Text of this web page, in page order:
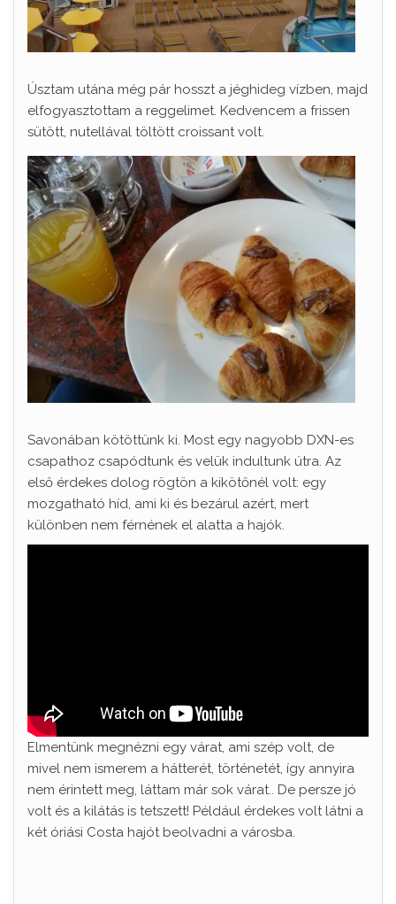
Úsztam utána még pár hosszt a jéghideg vízben, majd
elfogyasztottam a reggelimet. Kedvencem a frissen
sütött, nutellával töltött croissant volt.
Savonában kötöttünk ki. Most egy nagyobb DXN-es
csapathoz csapódtunk és velük indultunk útra. Az
első érdekes dolog rögtön a kikötőnél volt: egy
mozgatható híd, ami ki és bezárul azért, mert
különben nem férnének el alatta a hajók.
Elmentünk megnézni egy várat, ami szép volt, de
mivel nem ismerem a hátterét, történetét, így annyira
nem érintett meg, láttam már sok várat.. De persze jó
volt és a kilátás is tetszett! Például érdekes volt látni a
két óriási Costa hajót beolvadni a városba.